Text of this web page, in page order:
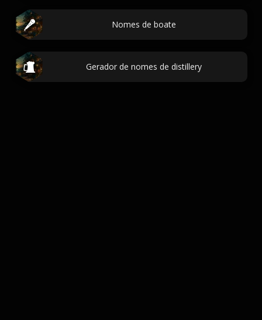
Nomes de boate
Gerador de nomes de distillery